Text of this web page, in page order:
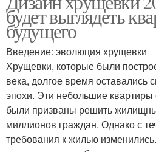
будет выглядеть
будущего
Введение: эволюция хрущевки
Хрущевки, которые были
века, долгое время оставались
эпохи. Эти небольшие квартиры
были призваны решить
миллионов граждан. Однако с
требования к жилью